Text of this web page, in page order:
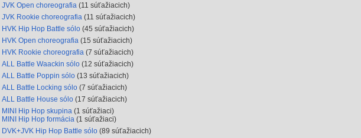
JVK Open choreografia (11 súťažiacich)
JVK Rookie choreografia (11 súťažiacich)
HVK Hip Hop Battle sólo (45 súťažiacich)
HVK Open choreografia (15 súťažiacich)
HVK Rookie choreografia (7 súťažiacich)
ALL Battle Waackin sólo (12 súťažiacich)
ALL Battle Poppin sólo (13 súťažiacich)
ALL Battle Locking sólo (7 súťažiacich)
ALL Battle House sólo (17 súťažiacich)
MINI Hip Hop skupina (1 súťažiaci)
MINI Hip Hop formácia (1 súťažiaci)
DVK+JVK Hip Hop Battle sólo (89 súťažiacich)